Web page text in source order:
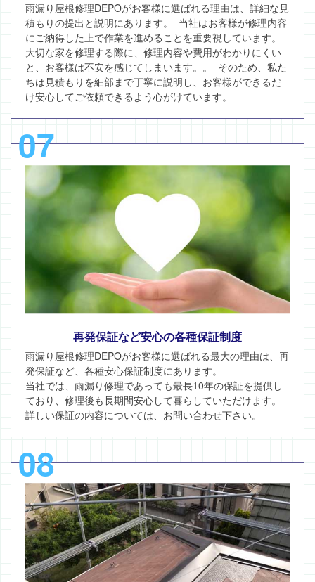
雨漏り屋根修理DEPOがお客様に選ばれる理由は、詳細な見
積もりの提出と説明にあります。 当社はお客様が修理内容
にご納得した上で作業を進めることを重要視しています。
大切な家を修理する際に、修理内容や費用がわかりにくい
と、お客様は不安を感じてしまいます。。 そのため、私た
ちは見積もりを細部まで丁寧に説明し、お客様ができるだ
け安心してご依頼できるよう心がけています。
07
再発保証など安心の各種保証制度
雨漏り屋根修理DEPOがお客様に選ばれる最大の理由は、再
発保証など、各種安心保証制度にあります。
当社では、雨漏り修理であっても最長10年の保証を提供し
ており、修理後も長期間安心して暮らしていただけます。
詳しい保証の内容については、お問い合わせ下さい。
08